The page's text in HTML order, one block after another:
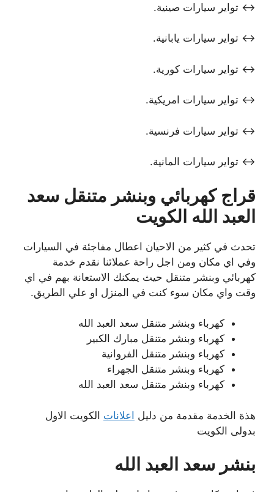
↔ تواير سيارات صينية.
↔ تواير سيارات يابانية.
↔ تواير سيارات كورية.
↔ تواير سيارات امريكية.
↔ تواير سيارات فرنسية.
↔ تواير سيارات المانية.
قراج كهربائي وبنشر متنقل سعد
العبد الله الكويت
تحدث في كثير من الاحيان اعطال مفاجئة في السيارات
وفي اي مكان ومن اجل راحة عملائنا نقدم خدمة
كهربائي وبنشر متنقل حيث يمكنك الاستعانة بهم في اي
وقت واي مكان سوء كنت في المنزل او علي الطريق.
كهرباء وبنشر متنقل سعد العبد الله
كهرباء وبنشر متنقل مبارك الكبير
كهرباء وبنشر متنقل الفروانية
كهرباء وبنشر متنقل الجهراء
كهرباء وبنشر متنقل سعد العبد الله
هذة الخدمة مقدمة من دليل اعلانات الكويت الاول
بدولى الكويت
بنشر سعد العبد الله